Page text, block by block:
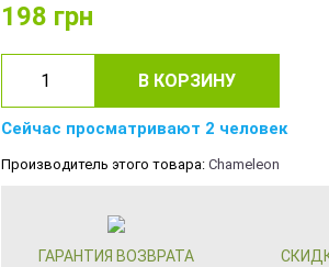
198 грн
В КОРЗИНУ
Сейчас просматривают 2 человек
Производитель этого товара: Chameleon
ГАРАНТИЯ ВОЗВРАТА